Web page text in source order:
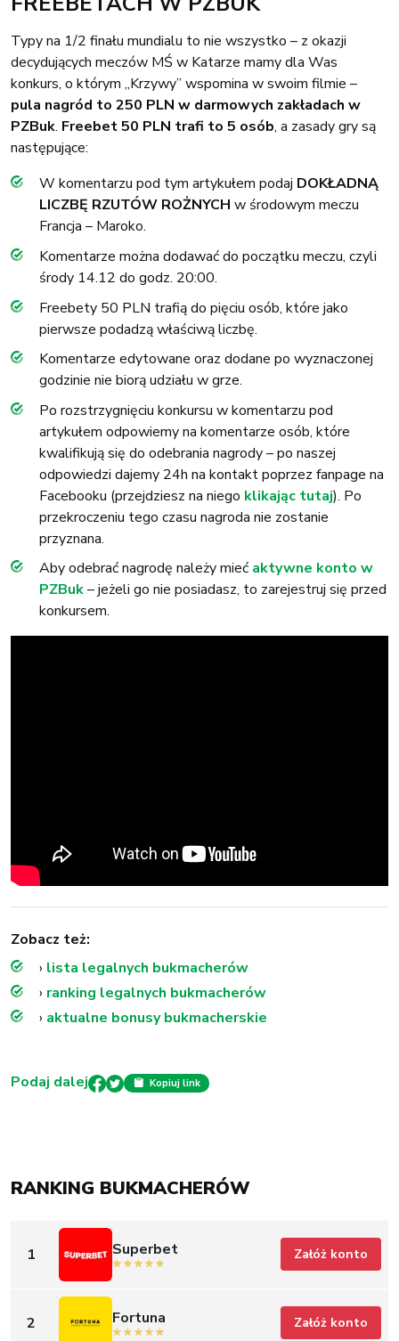
Typy na 1/2 finału mundialu to nie wszystko – z okazji
decydujących meczów MŚ w Katarze mamy dla Was
konkurs, o którym „Krzywy” wspomina w swoim filmie –
pula nagród to 250 PLN w darmowych zakładach w
PZBuk. Freebet 50 PLN trafi to 5 osób, a zasady gry są
następujące:
W komentarzu pod tym artykułem podaj DOKŁADNĄ
LICZBĘ RZUTÓW ROŻNYCH w środowym meczu
Francja – Maroko.
Komentarze można dodawać do początku meczu, czyli
środy 14.12 do godz. 20:00.
Freebety 50 PLN trafią do pięciu osób, które jako
pierwsze podadzą właściwą liczbę.
Komentarze edytowane oraz dodane po wyznaczonej
godzinie nie biorą udziału w grze.
Po rozstrzygnięciu konkursu w komentarzu pod
artykułem odpowiemy na komentarze osób, które
kwalifikują się do odebrania nagrody – po naszej
odpowiedzi dajemy 24h na kontakt poprzez fanpage na
Facebooku (przejdziesz na niego klikając tutaj). Po
przekroczeniu tego czasu nagroda nie zostanie
przyznana.
Aby odebrać nagrodę należy mieć aktywne konto w
PZBuk– jeżeli go nie posiadasz, to zarejestruj się przed
konkursem.
Zobacz też:
› lista legalnych bukmacherów
› ranking legalnych bukmacherów
› aktualne bonusy bukmacherskie
Podaj dalej Kopiuj link
RANKING BUKMACHERÓW
1 Superbet Załóż konto
2 Fortuna Załóż konto